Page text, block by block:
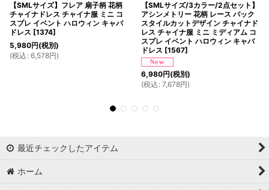
【SMLサイズ】フレア 扇子柄 花柄
チャイナドレス チャイナ服 ミニ コ
スプレ イベント ハロウィン キャバ
ドレス [1374]
5,980円(税別)
(税込 : 6,578円)
【SMLサイズ/3カラー/2点セット】
アシンメトリー 花柄 レース バック
スタイルカットデザイン チャイナド
レス チャイナ服 ミニ ミディアム コ
スプレ イベント ハロウィン キャバ
ドレス [1567]
6,980円(税別)
(税込 : 7,678円)
最近チェックしたアイテム
ホーム